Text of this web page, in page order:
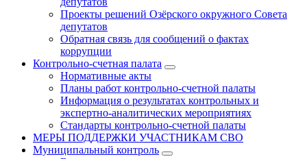
Проекты решений Озёрского окружного Совета
депутатов
Обратная связь для сообщений о фактах
коррупции
Контрольно-счетная палата
Нормативные акты
Планы работ контрольно-счетной палаты
Информация о результатах контрольных и
экспертно-аналитических мероприятиях
Стандарты контрольно-счетной палаты
МЕРЫ ПОДДЕРЖКИ УЧАСТНИКАМ СВО
Муниципальный контроль